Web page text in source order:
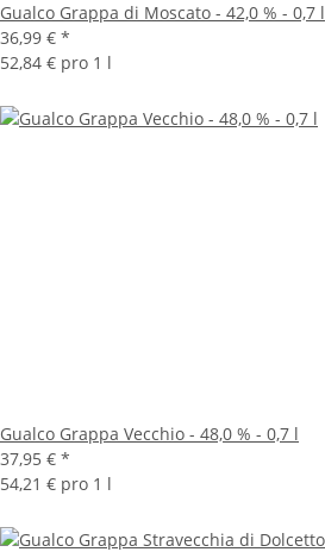
Gualco Grappa di Moscato - 42,0 % - 0,7 l
36,99 € *
52,84 € pro 1 l
Gualco Grappa Vecchio - 48,0 % - 0,7 l
37,95 € *
54,21 € pro 1 l